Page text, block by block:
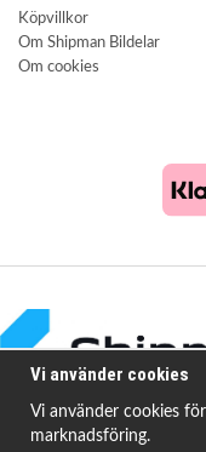
Köpvillkor
Om Shipman Bildelar
Om cookies
Vi använder cookies
Vi använder cookies
marknadsföring.